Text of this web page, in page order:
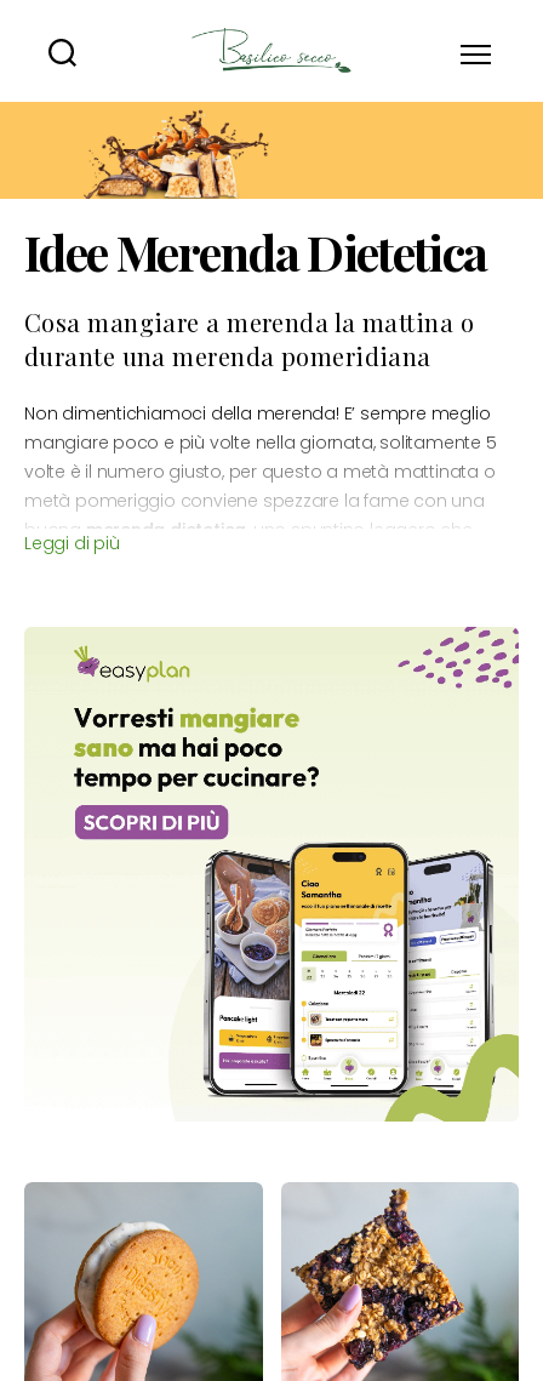
Secco
Idee Merenda Dietetica
Cosa mangiare a merenda la mattina o
durante una merenda pomeridiana
Non dimentichiamoci della merenda! E’ sempre meglio
mangiare poco e più volte nella giornata, solitamente 5
volte è il numero giusto, per questo a metà mattinata o
metà pomeriggio conviene spezzare la fame con una
buonamerenda dietetica , uno spuntino leggero che
spezza la fame.
da preparare, ma assolutamente light!
Ho realizzato per te una sezione dedica interamente alla
merenda dietetica
con tante possibilità sfiziose da
gustare ogni giorno.
Fammi sapere che ne pensi e se hai dubbi sulla
preparazione di alcune ricette di merende, schiaccia il
tasto in fondo alla ricetta e avvia la chat con me.
Leggi di più